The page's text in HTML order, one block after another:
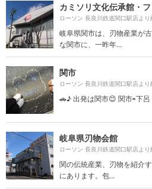
カミソリ文化伝承館・
ローソン 長良川鉄道関口駅店より
岐阜県関市は、刃物産業が
な関市に、一昨年...
関市
ローソン 長良川鉄道関口駅店より
🚗♪ 出発は関市😊 関市⇨下
岐阜県刃物会館
ローソン 長良川鉄道関口駅店より
関の伝統産業、刃物を紹介
にあります。包...